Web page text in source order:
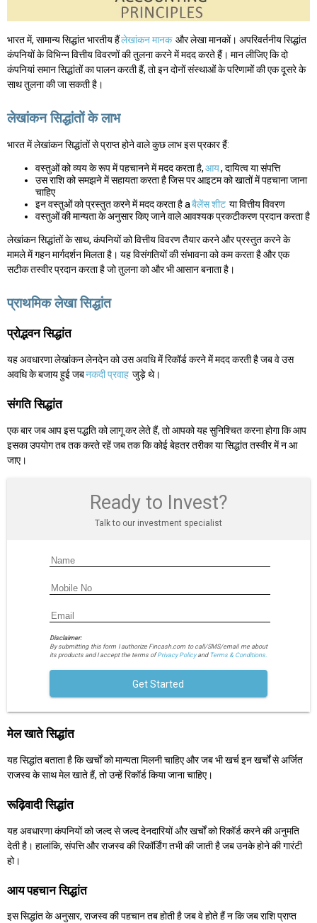
भारत में, सामान्य सिद्धांत भारतीय हैंलेखांकन मानक और लेखा मानकों। अपरिवर्तनीय सिद्धांत
कंपनियों के विभिन्न वित्तीय विवरणों की तुलना करने में मदद करते हैं। मान लीजिए कि दो
कंपनियां समान सिद्धांतों का पालन करती हैं, तो इन दोनों संस्थाओं के परिणामों की एक दूसरे के
साथ तुलना की जा सकती है।
लेखांकन सिद्धांतों के लाभ
भारत में लेखांकन सिद्धांतों से प्राप्त होने वाले कुछ लाभ इस प्रकार हैं:
वस्तुओं को व्यय के रूप में पहचानने में मदद करता है,आय, दायित्व या संपत्ति
उस राशि को समझने में सहायता करता है जिस पर आइटम को खातों में पहचाना जाना
चाहिए
इन वस्तुओं को प्रस्तुत करने में मदद करता है aबैलेंस शीट या वित्तीय विवरण
वस्तुओं की मान्यता के अनुसार किए जाने वाले आवश्यक प्रकटीकरण प्रदान करता है
लेखांकन सिद्धांतों के साथ, कंपनियों को वित्तीय विवरण तैयार करने और प्रस्तुत करने के
मामले में गहन मार्गदर्शन मिलता है। यह विसंगतियों की संभावना को कम करता है और एक
सटीक तस्वीर प्रदान करता है जो तुलना को और भी आसान बनाता है।
प्राथमिक लेखा सिद्धांत
प्रोद्भवन सिद्धांत
यह अवधारणा लेखांकन लेनदेन को उस अवधि में रिकॉर्ड करने में मदद करती है जब वे उस
अवधि के बजाय हुई जबनकदी प्रवाह जुड़े थे।
संगति सिद्धांत
एक बार जब आप इस पद्धति को लागू कर लेते हैं, तो आपको यह सुनिश्चित करना होगा कि आप
इसका उपयोग तब तक करते रहें जब तक कि कोई बेहतर तरीका या सिद्धांत तस्वीर में न आ
जाए।
Ready to Invest?
Talk to our investment specialist
Disclaimer:
By submitting this form I authorize Fincash.com to call/SMS/email me about
its products and I accept the terms ofPrivacy Policyand Terms & Conditions.
Get Started
मेल खाते सिद्धांत
यह सिद्धांत बताता है कि खर्चों को मान्यता मिलनी चाहिए और जब भी खर्च इन खर्चों से अर्जित
राजस्व के साथ मेल खाते हैं, तो उन्हें रिकॉर्ड किया जाना चाहिए।
रूढ़िवादी सिद्धांत
यह अवधारणा कंपनियों को जल्द से जल्द देनदारियों और खर्चों को रिकॉर्ड करने की अनुमति
देती है। हालांकि, संपत्ति और राजस्व की रिकॉर्डिंग तभी की जाती है जब उनके होने की गारंटी
हो।
आय पहचान सिद्धांत
इस सिद्धांत के अनुसार, राजस्व की पहचान तब होती है जब वे होते हैं न कि जब राशि प्राप्त